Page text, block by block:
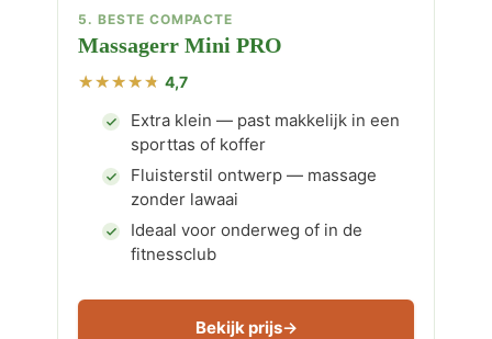
5. BESTE COMPACTE
Massagerr Mini PRO
4,7
Extra klein — past makkelijk in een
sporttas of koffer
Fluisterstil ontwerp — massage
zonder lawaai
Ideaal voor onderweg of in de
fitnessclub
Bekijk prijs